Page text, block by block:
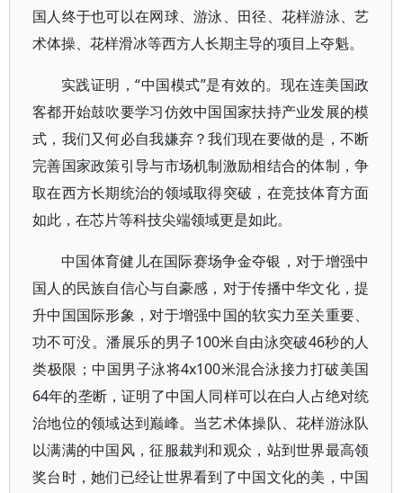
国人终于也可以在网球、游泳、田径、花样游泳、艺
术体操、花样滑冰等西方人长期主导的项目上夺魁。
实践证明，“中国模式”是有效的。现在连美国政
客都开始鼓吹要学习仿效中国国家扶持产业发展的模
式，我们又何必自我嫌弃？我们现在要做的是，不断
完善国家政策引导与市场机制激励相结合的体制，争
取在西方长期统治的领域取得突破，在竞技体育方面
如此，在芯片等科技尖端领域更是如此。
中国体育健儿在国际赛场争金夺银，对于增强中
国人的民族自信心与自豪感，对于传播中华文化，提
升中国国际形象，对于增强中国的软实力至关重要、
功不可没。潘展乐的男子100米自由泳突破46秒的人
类极限；中国男子泳将4x100米混合泳接力打破美国
64年的垄断，证明了中国人同样可以在白人占绝对统
治地位的领域达到巅峰。当艺术体操队、花样游泳队
以满满的中国风，征服裁判和观众，站到世界最高领
奖台时，她们已经让世界看到了中国文化的美，中国